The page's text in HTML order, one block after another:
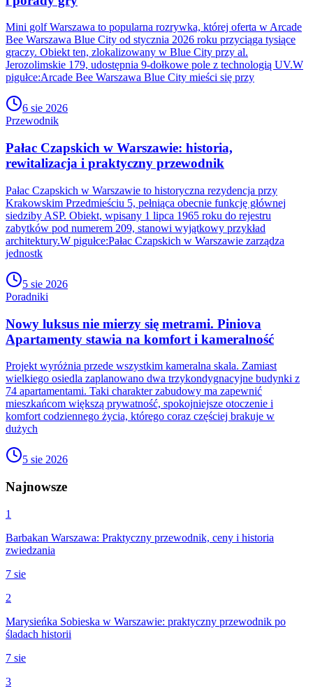
Mini golf Warszawa to popularna rozrywka, której oferta w Arcade
Bee Warszawa Blue City od stycznia 2026 roku przyciąga tysiące
graczy. Obiekt ten, zlokalizowany w Blue City przy al.
Jerozolimskie 179, udostępnia 9-dołkowe pole z technologią UV.W
pigułce:Arcade Bee Warszawa Blue City mieści się przy
6 sie 2026
Przewodnik
Pałac Czapskich w Warszawie: historia,
rewitalizacja i praktyczny przewodnik
Pałac Czapskich w Warszawie to historyczna rezydencja przy
Krakowskim Przedmieściu 5, pełniąca obecnie funkcję głównej
siedziby ASP. Obiekt, wpisany 1 lipca 1965 roku do rejestru
zabytków pod numerem 209, stanowi wyjątkowy przykład
architektury.W pigułce:Pałac Czapskich w Warszawie zarządza
jednostk
5 sie 2026
Poradniki
Nowy luksus nie mierzy się metrami. Piniova
Apartamenty stawia na komfort i kameralność
Projekt wyróżnia przede wszystkim kameralna skala. Zamiast
wielkiego osiedla zaplanowano dwa trzykondygnacyjne budynki z
74 apartamentami. Taki charakter zabudowy ma zapewnić
mieszkańcom większą prywatność, spokojniejsze otoczenie i
komfort codziennego życia, którego coraz częściej brakuje w
dużych
5 sie 2026
Najnowsze
1
Barbakan Warszawa: Praktyczny przewodnik, ceny i historia
zwiedzania
7 sie
2
Marysieńka Sobieska w Warszawie: praktyczny przewodnik po
śladach historii
7 sie
3